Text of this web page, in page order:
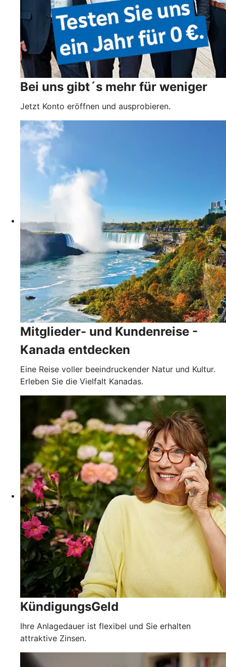
Bei uns gibt´s mehr für weniger
Jetzt Konto eröffnen und ausprobieren.
Mitglieder- und Kundenreise -
Kanada entdecken
Eine Reise voller beeindruckender Natur und Kultur.
Erleben Sie die Vielfalt Kanadas.
KündigungsGeld
Ihre Anlagedauer ist flexibel und Sie erhalten
attraktive Zinsen.